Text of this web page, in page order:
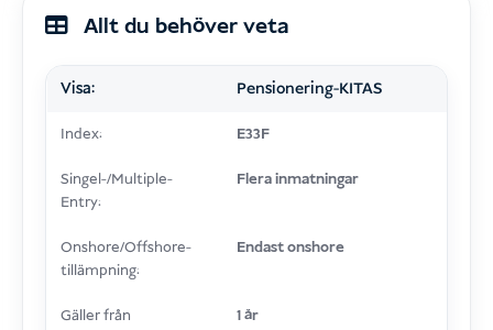
Allt du behöver veta
Visa: Pensionering-KITAS
Index: E33F
Singel-/Multiple-
Entry:
Flera inmatningar
Onshore/Offshore-
tillämpning:
Endast onshore
Gäller från
1 år